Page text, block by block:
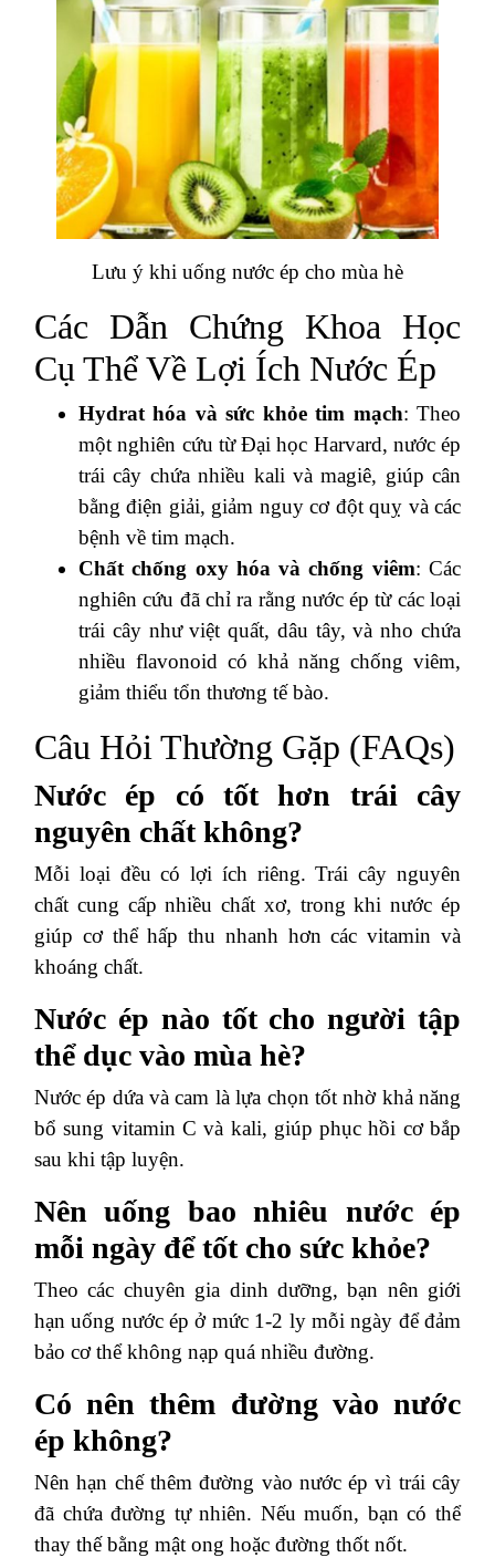
Lưu ý khi uống nước ép cho mùa hè
Các Dẫn Chứng Khoa Học
Cụ Thể Về Lợi Ích Nước Ép
Hydrat hóa và sức khỏe tim mạch: Theo
một nghiên cứu từ Đại học Harvard, nước ép
trái cây chứa nhiều kali và magiê, giúp cân
bằng điện giải, giảm nguy cơ đột quỵ và các
bệnh về tim mạch.
Chất chống oxy hóa và chống viêm: Các
nghiên cứu đã chỉ ra rằng nước ép từ các loại
trái cây như việt quất, dâu tây, và nho chứa
nhiều flavonoid có khả năng chống viêm,
giảm thiểu tổn thương tế bào.
Câu Hỏi Thường Gặp (FAQs)
Nước ép có tốt hơn trái cây
nguyên chất không?
Mỗi loại đều có lợi ích riêng. Trái cây nguyên
chất cung cấp nhiều chất xơ, trong khi nước ép
giúp cơ thể hấp thu nhanh hơn các vitamin và
khoáng chất.
Nước ép nào tốt cho người tập
thể dục vào mùa hè?
Nước ép dứa và cam là lựa chọn tốt nhờ khả năng
bổ sung vitamin C và kali, giúp phục hồi cơ bắp
sau khi tập luyện.
Nên uống bao nhiêu nước ép
mỗi ngày để tốt cho sức khỏe?
Theo các chuyên gia dinh dưỡng, bạn nên giới
hạn uống nước ép ở mức 1-2 ly mỗi ngày để đảm
bảo cơ thể không nạp quá nhiều đường.
Có nên thêm đường vào nước
ép không?
Nên hạn chế thêm đường vào nước ép vì trái cây
đã chứa đường tự nhiên. Nếu muốn, bạn có thể
thay thế bằng mật ong hoặc đường thốt nốt.